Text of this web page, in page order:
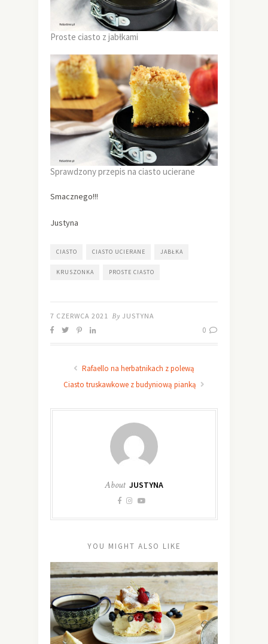
Proste ciasto z jabłkami
Sprawdzony przepis na ciasto ucierane
Smacznego!!!
Justyna
CIASTO CIASTO UCIERANE JABŁKA
KRUSZONKA PROSTE CIASTO
7 CZERWCA 2021 By JUSTYNA
0
Rafaello na herbatnikach z polewą
Ciasto truskawkowe z budyniową pianką
About JUSTYNA
YOU MIGHT ALSO LIKE